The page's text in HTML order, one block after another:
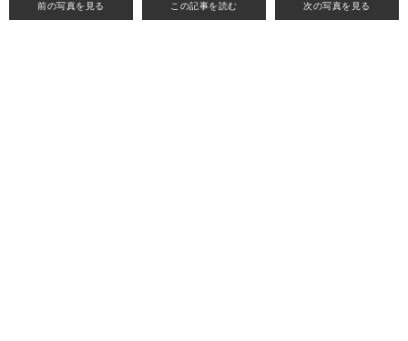
前の写真を見る この記事を読む 次の写真を見る